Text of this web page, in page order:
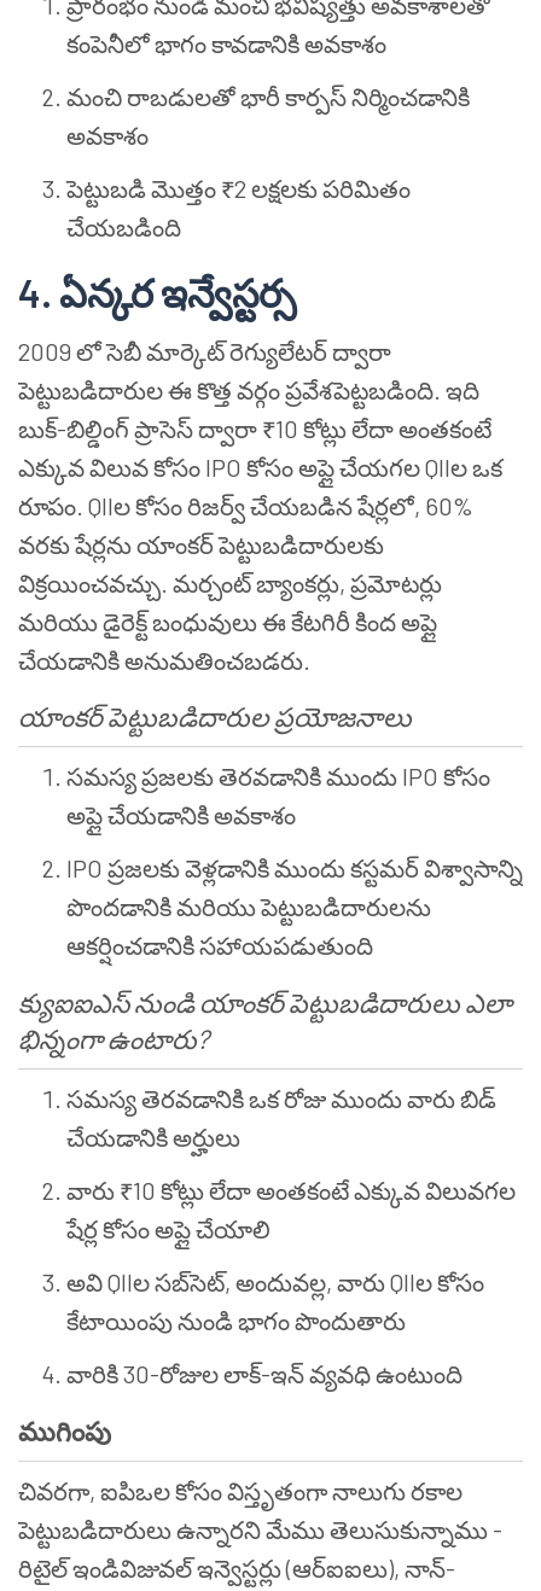
కంపెనీలో భాగం కావడానికి అవకాశం
మంచి రాబడులతో భారీ కార్పస్ నిర్మించడానికి
అవకాశం
పెట్టుబడి మొత్తం ₹2 లక్షలకు పరిమితం
చేయబడింది
4. ఏన్కర ఇన్వేస్టర్స
2009 లో సెబీ మార్కెట్ రెగ్యులేటర్ ద్వారా
పెట్టుబడిదారుల ఈ కొత్త వర్గం ప్రవేశపెట్టబడింది. ఇది
బుక్-బిల్డింగ్ ప్రాసెస్ ద్వారా ₹10 కోట్లు లేదా అంతకంటే
ఎక్కువ విలువ కోసం IPO కోసం అప్లై చేయగల QIIల ఒక
రూపం. QIIల కోసం రిజర్వ్ చేయబడిన షేర్లలో, 60%
వరకు షేర్లను యాంకర్ పెట్టుబడిదారులకు
విక్రయించవచ్చు. మర్చంట్ బ్యాంకర్లు, ప్రమోటర్లు
మరియు డైరెక్ట్ బంధువులు ఈ కేటగిరీ కింద అప్లై
చేయడానికి అనుమతించబడరు.
యాంకర్ పెట్టుబడిదారుల ప్రయోజనాలు
సమస్య ప్రజలకు తెరవడానికి ముందు IPO కోసం
అప్లై చేయడానికి అవకాశం
IPO ప్రజలకు వెళ్లడానికి ముందు కస్టమర్ విశ్వాసాన్ని
పొందడానికి మరియు పెట్టుబడిదారులను
ఆకర్షించడానికి సహాయపడుతుంది
క్యుఐఐఎస్ నుండి యాంకర్ పెట్టుబడిదారులు ఎలా
భిన్నంగా ఉంటారు?
సమస్య తెరవడానికి ఒక రోజు ముందు వారు బిడ్
చేయడానికి అర్హులు
వారు ₹10 కోట్లు లేదా అంతకంటే ఎక్కువ విలువగల
షేర్ల కోసం అప్లై చేయాలి
అవి QIIల సబ్‌సెట్, అందువల్ల, వారు QIIల కోసం
కేటాయింపు నుండి భాగం పొందుతారు
వారికి 30-రోజుల లాక్-ఇన్ వ్యవధి ఉంటుంది
ముగింపు
చివరగా, ఐపిఒల కోసం విస్తృతంగా నాలుగు రకాల
పెట్టుబడిదారులు ఉన్నారని మేము తెలుసుకున్నాము -
రిటైల్ ఇండివిజువల్ ఇన్వెస్టర్లు (ఆర్ఐఐలు), నాన్-